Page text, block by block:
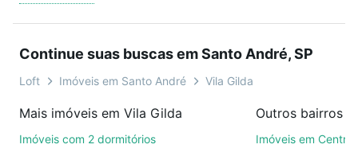
oferta ideal de Imóveis com 2 quartos à venda em
Vila Gilda, Santo André, SP para conquistar seu
videochamada, é grátis, sem compromisso e você
ainda conta com mais de 46 mil corretores e
de imóveis.
Continue suas buscas em Santo André, SP
Loft Imóveis em Santo André Vila Gilda
Mais imóveis em Vila Gilda
Imóveis com 2 dormitórios
Imóveis em Centro